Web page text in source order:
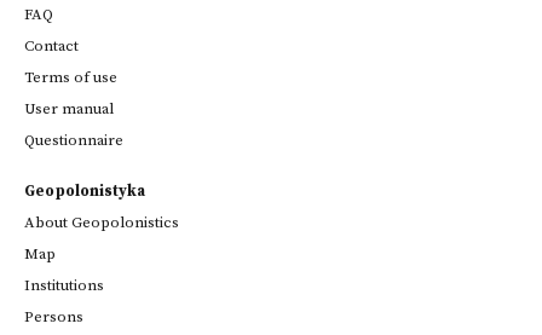
FAQ
Contact
Terms of use
User manual
Questionnaire
Geopolonistyka
About Geopolonistics
Map
Institutions
Persons